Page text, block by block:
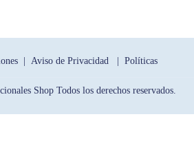
| Aviso de Privacidad | Políticas
Shop Todos los derechos reservados.